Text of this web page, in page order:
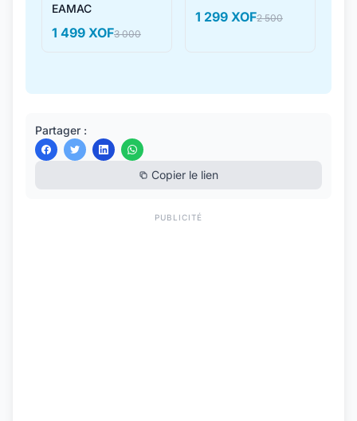
EAMAC
1 499 XOF3 000
1 299 XOF2 500
Partager :
Copier le lien
PUBLICITÉ